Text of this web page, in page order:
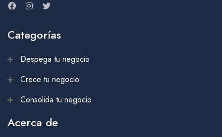
Categorías
Despega tu negocio
Crece tu negocio
Consolida tu negocio
Acerca de